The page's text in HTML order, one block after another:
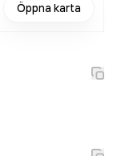
Öppna karta